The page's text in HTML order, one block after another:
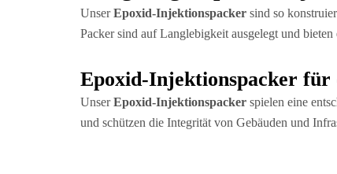
UnserEpoxid-Injektionspacker sind so
Packer sind auf Langlebigkeit ausgelegt und
Epoxid-Injektionspacker für
UnserEpoxid-Injektionspacker spielen eine
und schützen die Integrität von Gebäuden und